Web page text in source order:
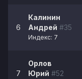
6
Калинин
Андрей #35
Индекс: 7
7
Орлов
Юрий #52